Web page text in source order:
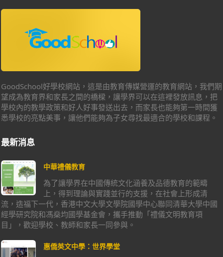
GoodSchool好學校網站，這是由教育傳媒營運的教育網站，我們期
望成為教育界和家長之間的橋樑，讓學界可以在這裡發放訊息，把
學校內的教學政策和好人好事發送出去，而家長也能夠第一時間獲
悉學校的亮點美事，讓他們能夠為子女尋找最適合的學校和課程。
最新消息
中華禮儀教育
為了讓學界在中國傳統文化涵養及品德教育的範疇
上，得到理論與實踐並行的支援，在社會上形成清
流，造福下一代，香港中文大學文學院國學中心聯同清華大學中國
經學研究院和馮燊均國學基金會，攜手推動「禮儀文明教育項
目」，歡迎學校、教師和家長一同參與。
惠僑英文中學：世界學堂